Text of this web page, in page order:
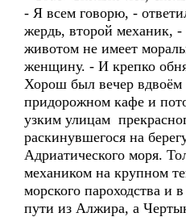
- Я всем говорю, -
жердь, второй механик,
животом не имеет
женщину. - И крепко
Хорош был вечер
придорожном кафе и
узким улицам
раскинувшегося на
Адриатического моря.
механиком на крупном
морского пароходства и
пути из Алжира, а